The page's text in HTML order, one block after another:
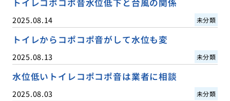
2025.08.14 未分類
トイレからコポコポ音がして水位も変
2025.08.13 未分類
水位低いトイレコポコポ音は業者に相談
2025.08.03 未分類